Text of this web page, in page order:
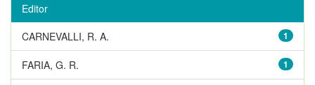
Editor
1
CARNEVALLI, R. A.
1
FARIA, G. R.